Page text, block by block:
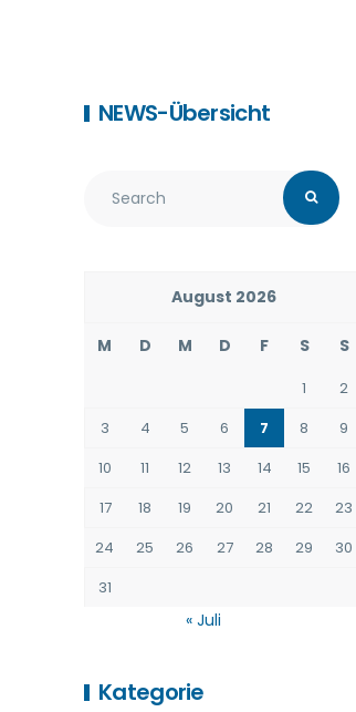
NEWS-Übersicht
August 2026
M D M D F S S
1
2
3
4 5 6 7 8
9
10
11 12 13 14 15
16
17
18 19 20 21 22
23
24
25 26 27 28 29
30
31
« Juli
Kategorie